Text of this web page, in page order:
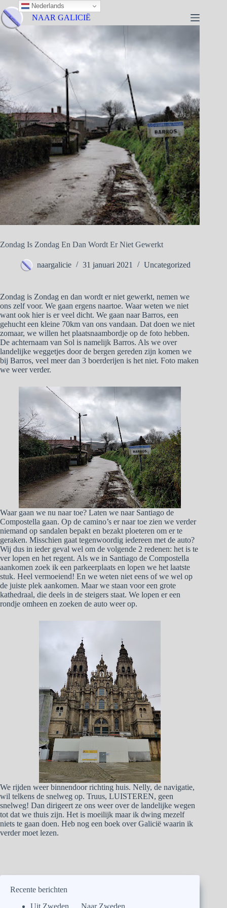
NAAR GALICIË
Zondag Is Zondag En Dan Wordt Er Niet Gewerkt
naargalicie 31 januari 2021 Uncategorized
Zondag is Zondag en dan wordt er niet gewerkt, nemen we
ons zelf voor. We gaan ergens naartoe. Waar weten we niet
want ook hier is er veel dicht. We gaan naar Barros, een
gehucht een kleine 70km van ons vandaan. Dat doen we niet
zomaar, we willen het plaatsnaambordje op de foto hebben.
De achternaam van Sol is namelijk Barros. Als we over
landelijke weggetjes door de bergen gereden zijn komen we
bij Barros, veel meer dan 3 boerderijen is het niet. Foto maken
we weer verder.
Waar gaan we nu naar toe? Laten we naar Santiago de
Compostella gaan. Op de camino’s er naar toe zien we verder
niemand op sandalen bepakt en bezakt ploeteren om er te
geraken. Misschien gaat tegenwoordig iedereen met de auto?
Wij dus in ieder geval wel om de volgende 2 redenen: het is te
ver lopen en het regent. Als we in Santiago de Compostella
aankomen zoek ik een parkeerplaats en lopen we het laatste
stuk. Heel vermoeiend! En we weten niet eens of we wel op
de juiste plek aankomen. Maar we staan voor een grote
kathedraal, die deels in de steigers staat. We lopen er een
rondje omheen en zoeken de auto weer op.
We rijden weer binnendoor richting huis. Nelly, de navigatie,
wil telkens de snelweg op. Truus, LUISTEREN, geen
snelweg! Dan dirigeert ze ons weer over de landelijke wegen
tot dat we thuis zijn. Het is moeilijk maar ik dwing mezelf
niets te gaan doen. Heb nog een boek over Galicië waarin ik
verder moet lezen.
Recente berichten
Uit Zweden…. Naar Zweden.
Nederlands